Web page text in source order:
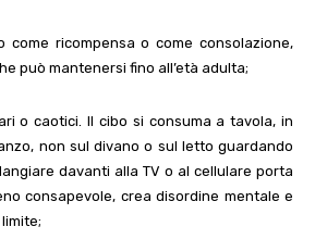
come ricompensa o come consolazione,
può mantenersi fino all’età adulta;
o caotici. Il cibo si consuma a tavola, in
non sul divano o sul letto guardando
davanti alla TV o al cellulare porta
consapevole, crea disordine mentale e